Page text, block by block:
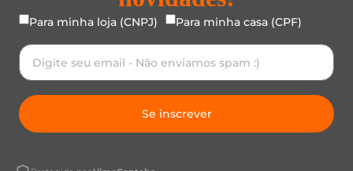
Para minha loja (CNPJ) Para minha casa (CPF)
Se inscrever